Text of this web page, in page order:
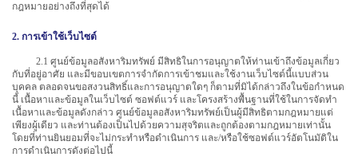
กฎหมายอย่างถึงที่สุดได้
2. การเข้าใช้เว็บไซต์
2.1 ศูนย์ข้อมูลอสังหาริมทรัพย์ มีสิทธิในการอนุญาตให้ท่านเข้าถึงข้อมูลเกี่ยว
กับที่อยู่อาศัย และมีขอบเขตการจำกัดการเข้าชมและใช้งานเว็บไซต์นี้แบบส่วน
บุคคล ตลอดจนขอสงวนสิทธิ์และการอนุญาตใดๆ ก็ตามที่มิได้กล่าวถึงในข้อกำหนด
นี้ เนื้อหาและข้อมูลในเว็บไซต์ ซอฟต์แวร์ และโครงสร้างพื้นฐานที่ใช้ในการจัดทำ
เนื้อหาและข้อมูลดังกล่าว ศูนย์ข้อมูลอสังหาริมทรัพย์เป็นผู้มีสิทธิตามกฎหมายแต่
เพียงผู้เดียว และท่านต้องเป็นไปด้วยความสุจริตและถูกต้องตามกฎหมายเท่านั้น
โดยที่ท่านยินยอมที่จะไม่กระทำหรือดำเนินการ และ/หรือใช้ซอฟต์แวร์อัตโนมัติใน
การดำเนินการดังต่อไปนี้